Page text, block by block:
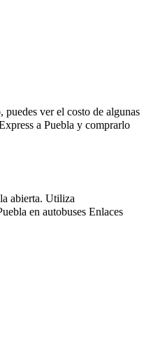
ver el costo de algunas
a Puebla y comprarlo
abierta. Utiliza
en autobuses Enlaces